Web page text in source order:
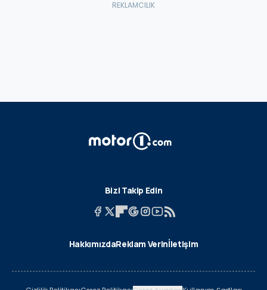
Bizi Takip Edin
HakkımızdaReklam Verinİletişim